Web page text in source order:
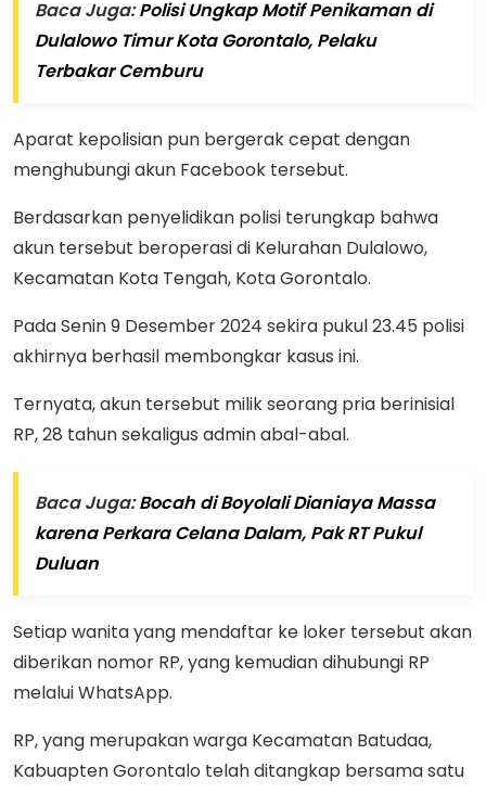
Baca Juga:Polisi Ungkap Motif Penikaman di
Dulalowo Timur Kota Gorontalo, Pelaku
Terbakar Cemburu
Aparat kepolisian pun bergerak cepat dengan
menghubungi akun Facebook tersebut.
Berdasarkan penyelidikan polisi terungkap bahwa
akun tersebut beroperasi di Kelurahan Dulalowo,
Kecamatan Kota Tengah, Kota Gorontalo.
Pada Senin 9 Desember 2024 sekira pukul 23.45 polisi
akhirnya berhasil membongkar kasus ini.
Ternyata, akun tersebut milik seorang pria berinisial
RP, 28 tahun sekaligus admin abal-abal.
Baca Juga:Bocah di Boyolali Dianiaya Massa
karena Perkara Celana Dalam, Pak RT Pukul
Duluan
Setiap wanita yang mendaftar ke loker tersebut akan
diberikan nomor RP, yang kemudian dihubungi RP
melalui WhatsApp.
RP, yang merupakan warga Kecamatan Batudaa,
Kabuapten Gorontalo telah ditangkap bersama satu